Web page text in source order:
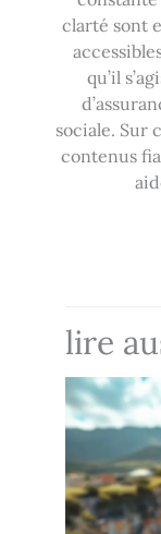
clarté sont
qu’il
sociale. Sur
contenus
lire